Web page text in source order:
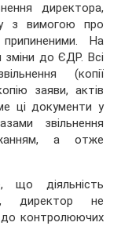
директора,
з вимогою про
На
зміни до ЄДР. Всі
(копії
заяви, актів
ці документи у
звільнення
а отже
діяльність
директор не
до контролюючих